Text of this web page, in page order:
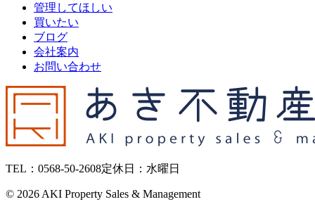
管理してほしい
買いたい
ブログ
会社案内
お問い合わせ
TEL：0568-50-2608定休日：水曜日
© 2026 AKI Property Sales & Management